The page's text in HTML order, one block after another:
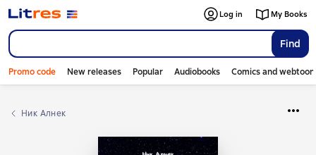
Find
Log in My Books
Promo code New releases Popular Audiobooks Comics and
Ник Алнек